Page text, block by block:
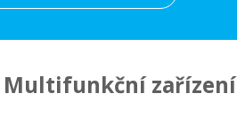
Multifunkční zařízení